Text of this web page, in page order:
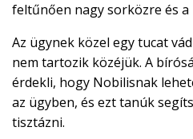
feltűnően nagy sorközre és a
Az ügynek közel egy tucat
nem tartozik közéjük. A
érdekli, hogy Nobilisnak
az ügyben, és ezt tanúk
tisztázni.